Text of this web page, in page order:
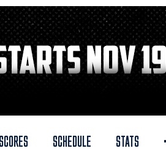
SCORES SCHEDULE STATS